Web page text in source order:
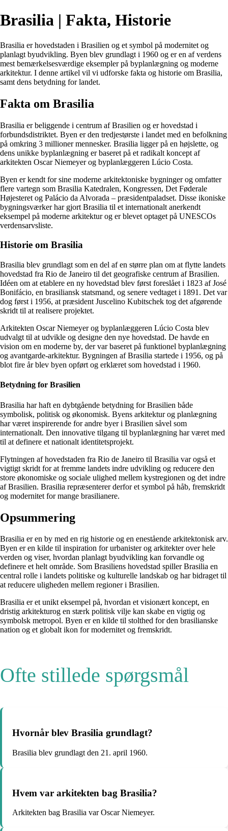
Brasilia | Fakta, Historie
Brasilia er hovedstaden i Brasilien og et symbol på modernitet og
planlagt byudvikling. Byen blev grundlagt i 1960 og er en af verdens
mest bemærkelsesværdige eksempler på byplanlægning og moderne
arkitektur. I denne artikel vil vi udforske fakta og historie om Brasilia,
samt dens betydning for landet.
Fakta om Brasilia
Brasilia er beliggende i centrum af Brasilien og er hovedstad i
forbundsdistriktet. Byen er den tredjestørste i landet med en befolkning
på omkring 3 millioner mennesker. Brasilia ligger på en højslette, og
dens unikke byplanlægning er baseret på et radikalt koncept af
arkitekten Oscar Niemeyer og byplanlæggeren Lúcio Costa.
Byen er kendt for sine moderne arkitektoniske bygninger og omfatter
flere vartegn som Brasilia Katedralen, Kongressen, Det Føderale
Højesteret og Palácio da Alvorada – præsidentpaladset. Disse ikoniske
bygningsværker har gjort Brasilia til et internationalt anerkendt
eksempel på moderne arkitektur og er blevet optaget på UNESCOs
verdensarvsliste.
Historie om Brasilia
Brasilia blev grundlagt som en del af en større plan om at flytte landets
hovedstad fra Rio de Janeiro til det geografiske centrum af Brasilien.
Idéen om at etablere en ny hovedstad blev først foreslået i 1823 af José
Bonifácio, en brasiliansk statsmand, og senere vedtaget i 1891. Det var
dog først i 1956, at præsident Juscelino Kubitschek tog det afgørende
skridt til at realisere projektet.
Arkitekten Oscar Niemeyer og byplanlæggeren Lúcio Costa blev
udvalgt til at udvikle og designe den nye hovedstad. De havde en
vision om en moderne by, der var baseret på funktionel byplanlægning
og avantgarde-arkitektur. Bygningen af Brasilia startede i 1956, og på
blot fire år blev byen opført og erklæret som hovedstad i 1960.
Betydning for Brasilien
Brasilia har haft en dybtgående betydning for Brasilien både
symbolisk, politisk og økonomisk. Byens arkitektur og planlægning
har været inspirerende for andre byer i Brasilien såvel som
internationalt. Den innovative tilgang til byplanlægning har været med
til at definere et nationalt identitetsprojekt.
Flytningen af hovedstaden fra Rio de Janeiro til Brasilia var også et
vigtigt skridt for at fremme landets indre udvikling og reducere den
store økonomiske og sociale ulighed mellem kystregionen og det indre
af Brasilien. Brasilia repræsenterer derfor et symbol på håb, fremskridt
og modernitet for mange brasilianere.
Opsummering
Brasilia er en by med en rig historie og en enestående arkitektonisk arv.
Byen er en kilde til inspiration for urbanister og arkitekter over hele
verden og viser, hvordan planlagt byudvikling kan forvandle og
definere et helt område. Som Brasiliens hovedstad spiller Brasilia en
central rolle i landets politiske og kulturelle landskab og har bidraget til
at reducere uligheden mellem regioner i Brasilien.
Brasilia er et unikt eksempel på, hvordan et visionært koncept, en
dristig arkitekturog en stærk politisk vilje kan skabe en vigtig og
symbolsk metropol. Byen er en kilde til stolthed for den brasilianske
nation og et globalt ikon for modernitet og fremskridt.
Ofte stillede spørgsmål
Hvornår blev Brasilia grundlagt?
Brasilia blev grundlagt den 21. april 1960.
Hvem var arkitekten bag Brasilia?
Arkitekten bag Brasilia var Oscar Niemeyer.